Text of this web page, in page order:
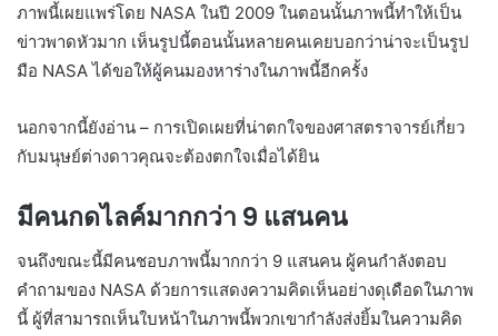
ภาพนี้เผยแพร่โดย NASA ในปี 2009 ในตอนนั้นภาพนี้ทำให้เป็น
ข่าวพาดหัวมาก เห็นรูปนี้ตอนนั้นหลายคนเคยบอกว่าน่าจะเป็นรูป
มือ NASA ได้ขอให้ผู้คนมองหาร่างในภาพนี้อีกครั้ง
นอกจากนี้ยังอ่าน – การเปิดเผยที่น่าตกใจของศาสตราจารย์เกี่ยว
กับมนุษย์ต่างดาวคุณจะต้องตกใจเมื่อได้ยิน
มีคนกดไลค์มากกว่า 9 แสนคน
จนถึงขณะนี้มีคนชอบภาพนี้มากกว่า 9 แสนคน ผู้คนกำลังตอบ
คำถามของ NASA ด้วยการแสดงความคิดเห็นอย่างดุเดือดในภาพ
นี้ ผู้ที่สามารถเห็นใบหน้าในภาพนี้พวกเขากำลังส่งยิ้มในความคิด